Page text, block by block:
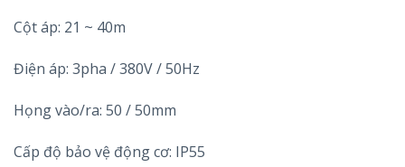
Cột áp: 21 ~ 40m
Điện áp: 3pha / 380V / 50Hz
Họng vào/ra: 50 / 50mm
Cấp độ bảo vệ động cơ: IP55